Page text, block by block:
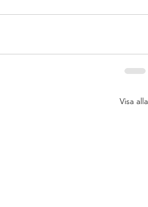
Visa alla